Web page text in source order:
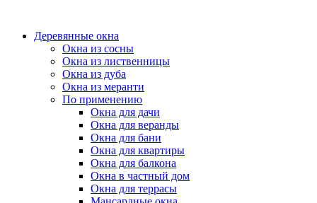
Деревянные окна
Окна из сосны
Окна из лиственницы
Окна из дуба
Окна из меранти
По применению
Окна для дачи
Окна для веранды
Окна для бани
Окна для квартиры
Окна для балкона
Окна в частный дом
Окна для террасы